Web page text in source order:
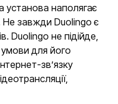
установа наполягає
Не завжди Duolingo є
Duolingo не підійде,
для його
зв’язку